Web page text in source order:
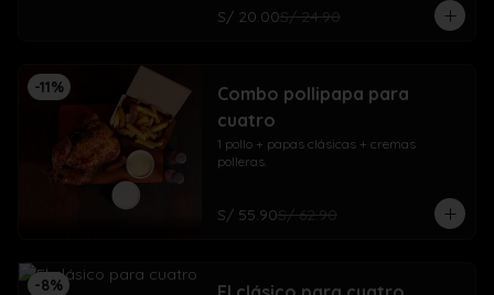
S/ 20.00S/ 24.90
-11%
Combo pollipapa para
cuatro
1 pollo + papas clásicas + cremas
polleras.
S/ 55.90S/ 62.90
-8%